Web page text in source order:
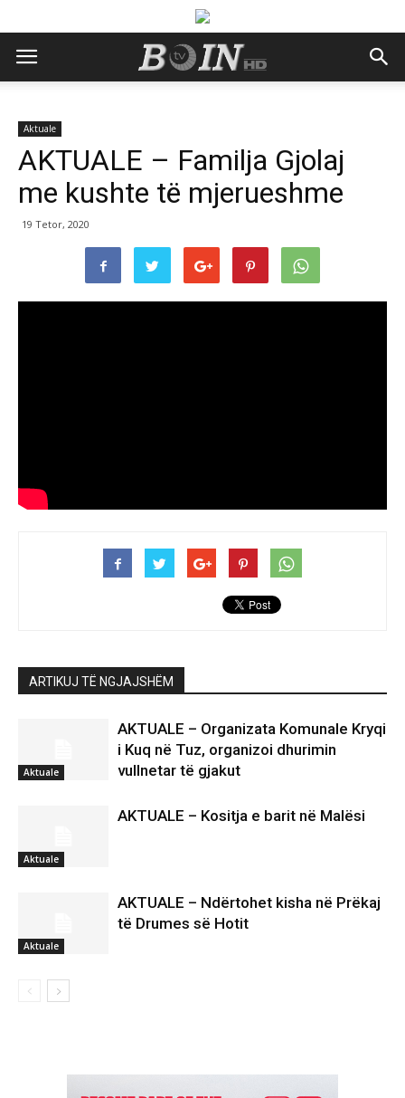
Aktuale
AKTUALE – Familja Gjolaj
me kushte të mjerueshme
19 Tetor, 2020
ARTIKUJ TË NGJAJSHËM
Aktuale
AKTUALE – Organizata Komunale Kryqi
i Kuq në Tuz, organizoi dhurimin
vullnetar të gjakut
Aktuale
AKTUALE – Kositja e barit në Malësi
Aktuale
AKTUALE – Ndërtohet kisha në Prëkaj
të Drumes së Hotit